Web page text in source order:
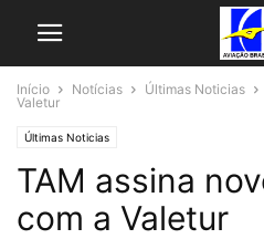
Início Notícias Últimas Noticias
Valetur
Últimas Noticias
TAM assina
com a Valetur